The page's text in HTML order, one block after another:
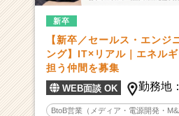
新卒
【新卒／セールス・エンジ
ング】IT×リアル｜エネル
担う仲間を募集
WEB面談 OK 勤務地
BtoB営業（メディア・電源開発・